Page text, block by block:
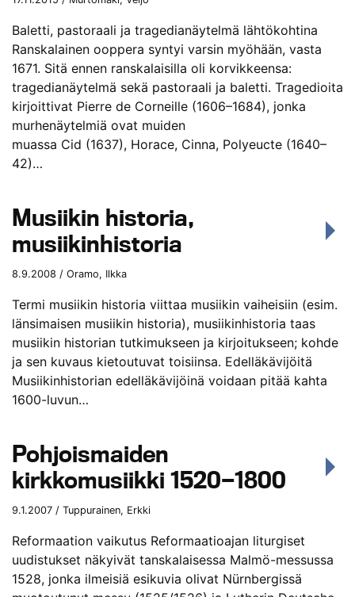
Baletti, pastoraali ja tragedianäytelmä lähtökohtina
Ranskalainen ooppera syntyi varsin myöhään, vasta
1671. Sitä ennen ranskalaisilla oli korvikkeensa:
tragedianäytelmä sekä pastoraali ja baletti. Tragedioita
kirjoittivat Pierre de Corneille (1606–1684), jonka
murhenäytelmiä ovat muiden
muassa Cid (1637), Horace, Cinna, Polyeucte (1640–
42)…
Musiikin historia,
musiikinhistoria
8.9.2008 / Oramo, Ilkka
Termi musiikin historia viittaa musiikin vaiheisiin (esim.
länsimaisen musiikin historia), musiikinhistoria taas
musiikin historian tutkimukseen ja kirjoitukseen; kohde
ja sen kuvaus kietoutuvat toisiinsa. Edelläkävijöitä
Musiikinhistorian edelläkävijöinä voidaan pitää kahta
1600-luvun…
Pohjoismaiden
kirkkomusiikki 1520—1800
9.1.2007 / Tuppurainen, Erkki
Reformaation vaikutus Reformaatioajan liturgiset
uudistukset näkyivät tanskalaisessa Malmö-messussa
1528, jonka ilmeisiä esikuvia olivat Nürnbergissä